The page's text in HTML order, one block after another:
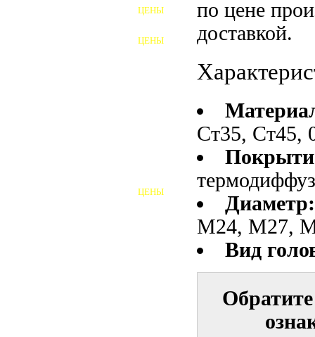
по цене
доставкой.
Ст35, Ст45,
Диаметр:
М24, М27,
Вид
ЦЕНЫ
ЦЕНЫ
ШАЙБЫ ФУНДАМЕНТНЫЕ
ЦЕНЫ